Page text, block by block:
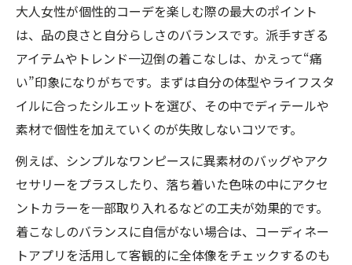
ファッション3大要素で個性的コーデが映え
る理由
アプリ活用で自分に似合う個性的コーデ発見
アプリで個性的コーデを簡単に見つける方
法
自分に合う個性的コーデをアプリで診断す
るコツ
個性的コーデ選びに役立つアプリの活用法
アプリを使った個性的コーデ提案の活用術
個性的コーデをアプリで効率よく楽しむ方
大人女性が個性的コーデを楽しむ際の最大のポイント
は、品の良さと自分らしさのバランスです。派手すぎる
アイテムやトレンド一辺倒の着こなしは、かえって“痛
い”印象になりがちです。まずは自分の体型やライフスタ
イルに合ったシルエットを選び、その中でディテールや
素材で個性を加えていくのが失敗しないコツです。
例えば、シンプルなワンピースに異素材のバッグやアク
セサリーをプラスしたり、落ち着いた色味の中にアクセ
ントカラーを一部取り入れるなどの工夫が効果的です。
着こなしのバランスに自信がない場合は、コーディネー
トアプリを活用して客観的に全体像をチェックするのも